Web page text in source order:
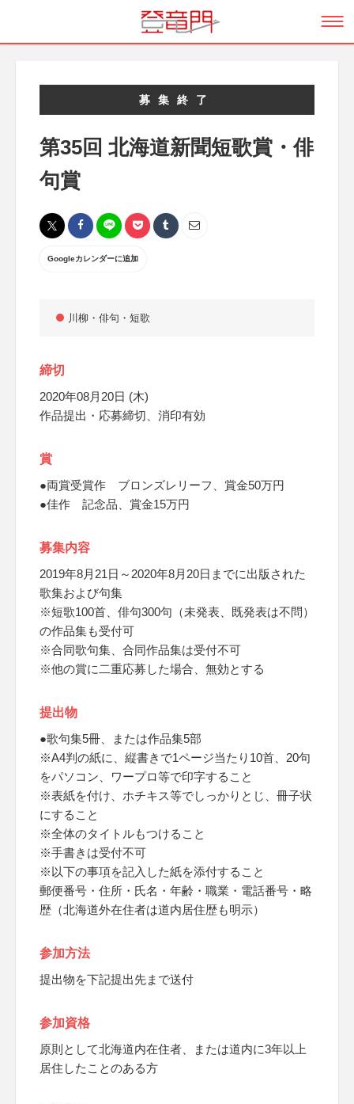
募集終了
第35回 北海道新聞短歌賞・俳
句賞
Googleカレンダーに追加
川柳・俳句・短歌
締切
2020年08月20日 (木)
作品提出・応募締切、消印有効
賞
●両賞受賞作 ブロンズレリーフ、賞金50万円
●佳作 記念品、賞金15万円
募集内容
2019年8月21日～2020年8月20日までに出版された
歌集および句集
※短歌100首、俳句300句（未発表、既発表は不問）
の作品集も受付可
※合同歌句集、合同作品集は受付不可
※他の賞に二重応募した場合、無効とする
提出物
●歌句集5冊、または作品集5部
※A4判の紙に、縦書きで1ページ当たり10首、20句
をパソコン、ワープロ等で印字すること
※表紙を付け、ホチキス等でしっかりとじ、冊子状
にすること
※全体のタイトルもつけること
※手書きは受付不可
※以下の事項を記入した紙を添付すること
郵便番号・住所・氏名・年齢・職業・電話番号・略
歴（北海道外在住者は道内居住歴も明示）
参加方法
提出物を下記提出先まで送付
参加資格
原則として北海道内在住者、または道内に3年以上
居住したことのある方